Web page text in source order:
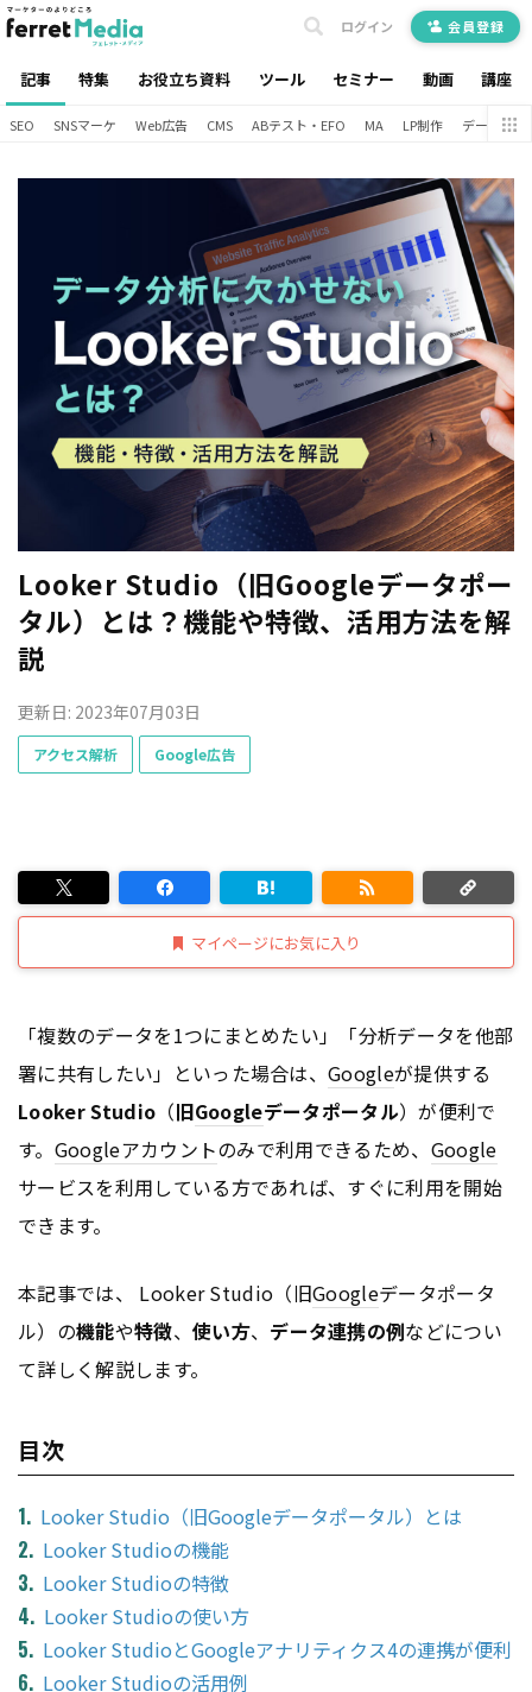
記事 特集 お役立ち資料 ツール セミナー 動画 講座
ログイン 会員登録
SEO SNSマーケ Web広告 CMS ABテスト・EFO MA LP制作 データ分析
Looker Studio（旧Googleデータポー
タル）とは？機能や特徴、活用方法を解
説
更新日: 2023年07月03日
アクセス解析 Google広告
マイページにお気に入り
「複数のデータを1つにまとめたい」「分析データを他部
署に共有したい」といった場合は、Googleが提供する
Looker Studio （旧Googleデータポータル）が便利で
す。 Googleアカウントのみで利用できるため、 Google
サービスを利用している方であれば、すぐに利用を開始
できます。
本記事では、 Looker Studio（旧Googleデータポータ
ル）の機能や特徴、 使い方、 データ連携の例などについ
て詳しく解説します。
目次
Looker Studio（旧Googleデータポータル）とは
Looker Studioの機能
Looker Studioの特徴
Looker Studioの使い方
Looker StudioとGoogleアナリティクス4の連携が便利
Looker Studioの活用例